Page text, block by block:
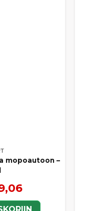
mopoautoon –